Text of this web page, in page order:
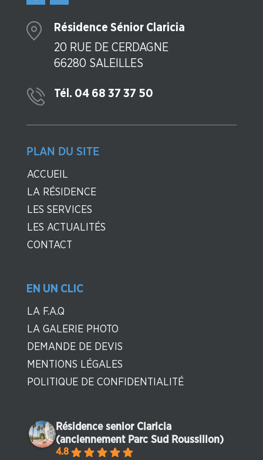
Résidence Sénior Claricia
20 RUE DE CERDAGNE
66280 SALEILLES
Tél. 04 68 37 37 50
PLAN DU SITE
ACCUEIL
LA RÉSIDENCE
LES SERVICES
LES ACTUALITÉS
CONTACT
EN UN CLIC
LA F.A.Q
LA GALERIE PHOTO
DEMANDE DE DEVIS
MENTIONS LÉGALES
POLITIQUE DE CONFIDENTIALITÉ
Résidence senior Claricia
(anciennement Parc Sud Roussillon)
4.8